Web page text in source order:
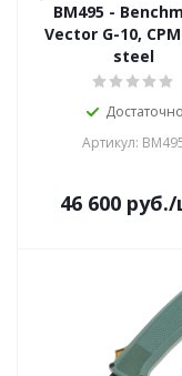
BM495 -
Vector G-10,
steel
Достаточно
Артикул:
46 600 руб./